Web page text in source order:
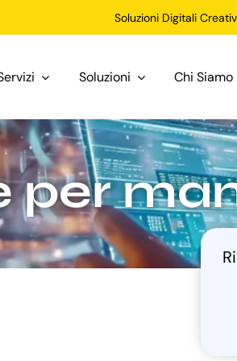
Soluzioni Digitali
Soluzioni Chi Siamo
per